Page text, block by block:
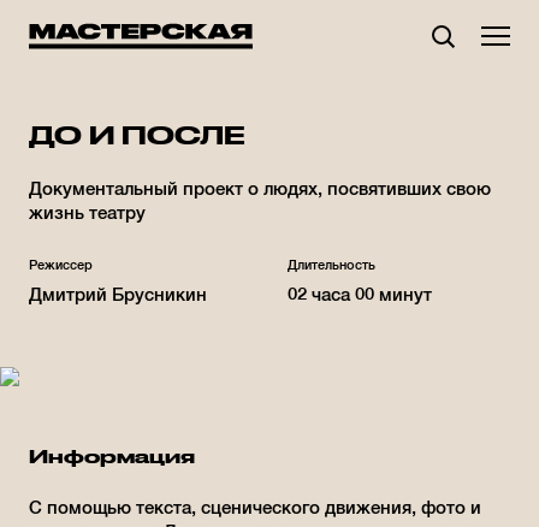
Мастерская Брусникина
ДО И ПОСЛЕ
Документальный проект о людях, посвятивших свою
жизнь театру
Режиссер
Дмитрий Брусникин
Длительность
02 часа 00 минут
Информация
С помощью текста, сценического движения, фото и